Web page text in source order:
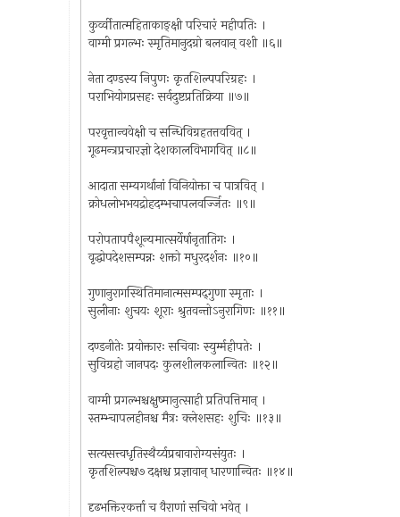
कुर्व्वीतात्महिताकाङ्क्षी परिचारं महीपतिः ।
वाग्मी प्रगल्भः स्मृतिमानुदग्रो बलवान् वशी ॥६॥
नेता दण्डस्य निपुणः कृतशिल्पपरिग्रहः ।
पराभियोगप्रसहः सर्वदुष्टप्रतिक्रिया ॥७॥
परवृत्तान्ववेक्षी च सन्धिविग्रहतत्तववित् ।
गूढमन्त्रप्रचारज्ञो देशकालविभागवित् ॥८॥
आदाता सम्यगर्थानां विनियोक्ता च पात्रवित् ।
क्रोधलोभभयद्रोहदम्भचापलवर्ज्जितः ॥९॥
परोपतापपैशून्यमात्सर्येर्षानृतातिगः ।
वृद्धोपदेशसम्पन्नः शक्तो मधुरदर्शनः ॥१०॥
गुणानुरागस्थितिमानात्मसम्पद्‌गुणा स्मृताः ।
सुलीनाः शुचयः शूराः श्रुतवन्तोऽनुरागिणः ॥११॥
दण्डनीतेः प्रयोक्तारः सचिवाः स्युर्म्महीपतेः ।
सुविग्रहो जानपदः कुलशीलकलान्वितः ॥१२॥
वाग्मी प्रगल्भश्चक्षुष्मानुत्साही प्रतिपत्तिमान् ।
स्तम्भ्चापलहीनश्च मैत्रः क्लेशसहः शुचिः ॥१३॥
सत्यसत्त्वधृतिस्थैर्य्यप्रबावारोग्यसंयुतः ।
कृतशिल्पश्च७ दक्षश्च प्रज्ञावान् धारणान्वितः ॥१४॥
दृढभक्तिरकर्त्ता च वैराणां सचिवो भवेत् ।